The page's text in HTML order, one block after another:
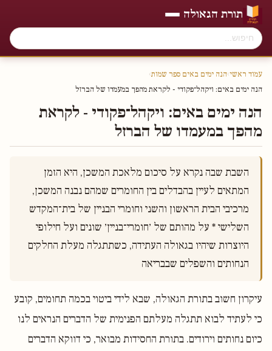
תורת הגאולה
עמוד ראשי›הנה ימים באים ספר שמות›
הנה ימים באים: ויקהל־פקודי - לקראת מהפך במעמדו של הברזל
הנה ימים באים: ויקהל־פקודי - לקראת
מהפך במעמדו של הברזל
הנחותים והשפלים שבבריאה
עיקרון חשוב בתורת הגאולה, שבא לידי ביטוי בכמה תחומים, קובע
כי לעתיד לבוא תתגלה מעלתם הפנימית של הדברים הנראים לנו
כיום נחותים וירודים. בתורת החסידות מבואר, כי דווקא הדברים